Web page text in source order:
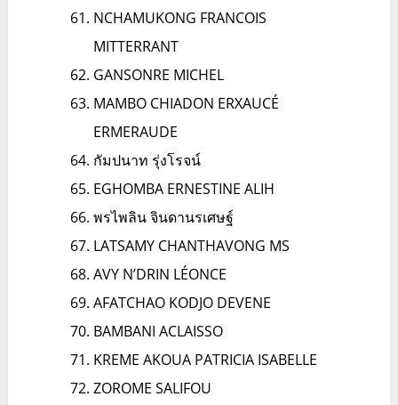
NCHAMUKONG FRANCOIS
MITTERRANT
GANSONRE MICHEL
MAMBO CHIADON ERXAUCÉ
ERMERAUDE
กัมปนาท รุ่งโรจน์
EGHOMBA ERNESTINE ALIH
พรไพลิน จินดานรเศษฐ์
LATSAMY CHANTHAVONG MS
AVY N’DRIN LÉONCE
AFATCHAO KODJO DEVENE
BAMBANI ACLAISSO
KREME AKOUA PATRICIA ISABELLE
ZOROME SALIFOU